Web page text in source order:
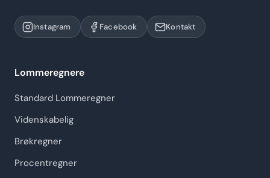
Instagram Facebook Kontakt
Lommeregnere
Standard Lommeregner
Videnskabelig
Brøkregner
Procentregner